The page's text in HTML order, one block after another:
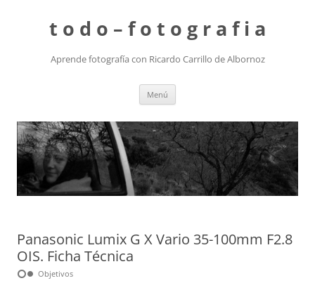
t o d o – f o t o g r a f i a
Aprende fotografía con Ricardo Carrillo de Albornoz
Menú
Panasonic Lumix G X Vario 35-100mm F2.8
OIS. Ficha Técnica
hdr_weak Objetivos